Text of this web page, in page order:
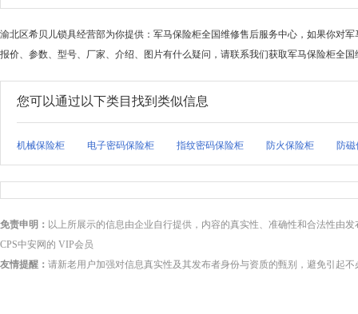
渝北区希贝儿锁具经营部为你提供：军马保险柜全国维修售后服务中心，如果你对
报价、参数、型号、厂家、介绍、图片有什么疑问，请联系我们获取军马保险柜全
您可以通过以下类目找到类似信息
机械保险柜 电子密码保险柜 指纹密码保险柜 防火保险柜 防磁
免责申明： 以上所展示的信息由企业自行提供，内容的真实性、准确性和合法性由
CPS中安网的 VIP会员
友情提醒： 请新老用户加强对信息真实性及其发布者身份与资质的甄别，避免引起